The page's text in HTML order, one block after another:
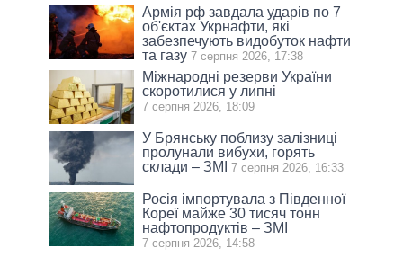
Армія рф завдала ударів по 7
об'єктах Укрнафти, які
забезпечують видобуток нафти
та газу 7 серпня 2026, 17:38
Міжнародні резерви України
скоротилися у липні
7 серпня 2026, 18:09
У Брянську поблизу залізниці
пролунали вибухи, горять
склади – ЗМІ
7 серпня 2026, 16:33
Росія імпортувала з Південної
Кореї майже 30 тисяч тонн
нафтопродуктів – ЗМІ
7 серпня 2026, 14:58